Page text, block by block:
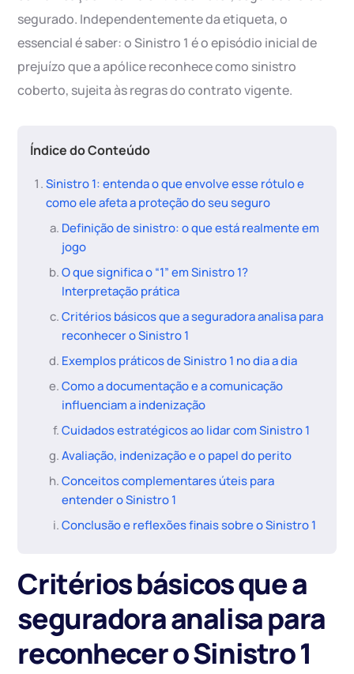
segurado. Independentemente da etiqueta, o
essencial é saber: o Sinistro 1 é o episódio inicial de
prejuízo que a apólice reconhece como sinistro
coberto, sujeita às regras do contrato vigente.
Índice do Conteúdo
Sinistro 1: entenda o que envolve esse rótulo e
como ele afeta a proteção do seu seguro
Definição de sinistro: o que está realmente em
jogo
O que significa o “1” em Sinistro 1?
Interpretação prática
Critérios básicos que a seguradora analisa para
reconhecer o Sinistro 1
Exemplos práticos de Sinistro 1 no dia a dia
Como a documentação e a comunicação
influenciam a indenização
Cuidados estratégicos ao lidar com Sinistro 1
Avaliação, indenização e o papel do perito
Conceitos complementares úteis para
entender o Sinistro 1
Conclusão e reflexões finais sobre o Sinistro 1
Critérios básicos que a
seguradora analisa para
reconhecer o Sinistro 1